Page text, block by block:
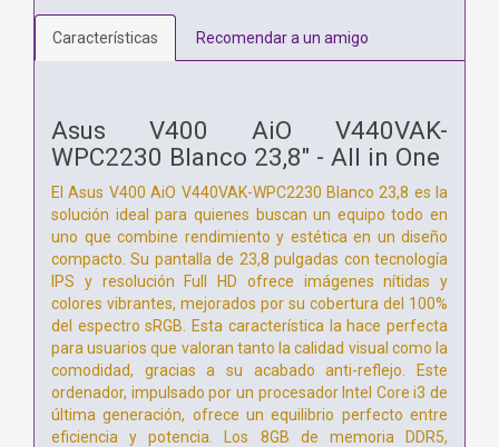
Características Recomendar a un amigo
Asus V400 AiO V440VAK-
WPC2230 Blanco 23,8" - All in One
El Asus V400 AiO V440VAK-WPC2230 Blanco 23,8 es la
solución ideal para quienes buscan un equipo todo en
uno que combine rendimiento y estética en un diseño
compacto. Su pantalla de 23,8 pulgadas con tecnología
IPS y resolución Full HD ofrece imágenes nítidas y
colores vibrantes, mejorados por su cobertura del 100%
del espectro sRGB. Esta característica la hace perfecta
para usuarios que valoran tanto la calidad visual como la
comodidad, gracias a su acabado anti-reflejo. Este
ordenador, impulsado por un procesador Intel Core i3 de
última generación, ofrece un equilibrio perfecto entre
eficiencia y potencia. Los 8GB de memoria DDR5,